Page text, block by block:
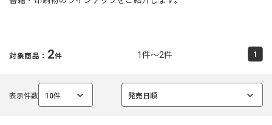
を
く
対象商品： 2件 1件～2件 1
表示件数 10件
選
発売日順
選